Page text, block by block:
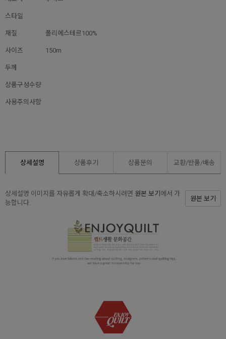
스타일
재질 폴리에스테르100%
사이즈 150m
두께
상품구성수량
사용주의사항
상세설명 상품후기 상품문의 교환/반품/배송
상세설명 이미지를 자유롭게 확대/축소하시려면 원본 보기 에서 가
능합니다.
원본 보기